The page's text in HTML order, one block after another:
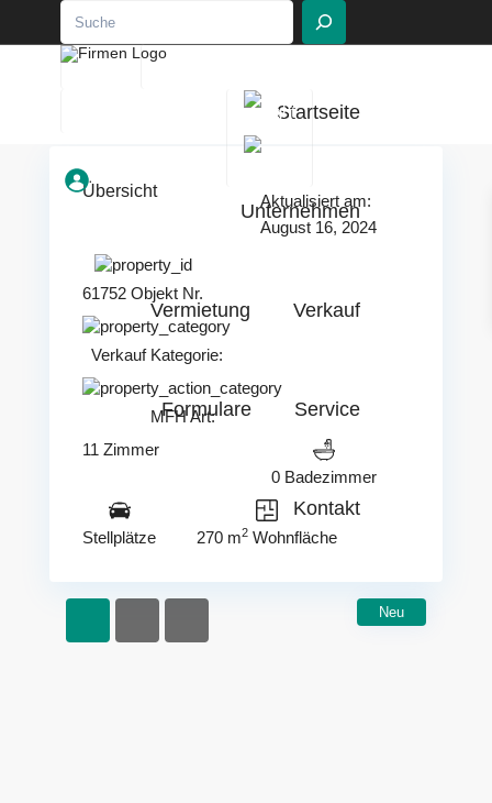
Suchen
Startseite
Unternehmen
Vermietung Verkauf
Formulare Service
Kontakt
Übersicht
Aktualisiert am:
August 16, 2024
61752 Objekt Nr.
VerkaufKategorie:
MFHArt:
11 Zimmer
0 Badezimmer
Stellplätze 270 m2Wohnfläche
Neu